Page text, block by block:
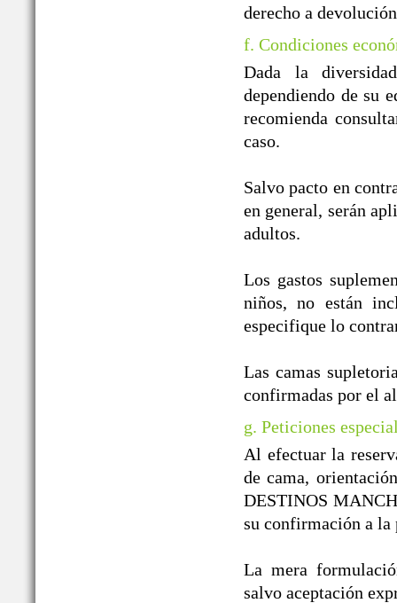
derecho a
f. Condiciones
Dada la
dependiendo de su
recomienda
caso.
Salvo pacto en
en general, serán
adultos.
Los gastos
niños, no están
especifique lo
Las camas
confirmadas por el
g. Peticiones
Al efectuar la
de cama,
DESTINOS
su confirmación a
La mera
salvo aceptación